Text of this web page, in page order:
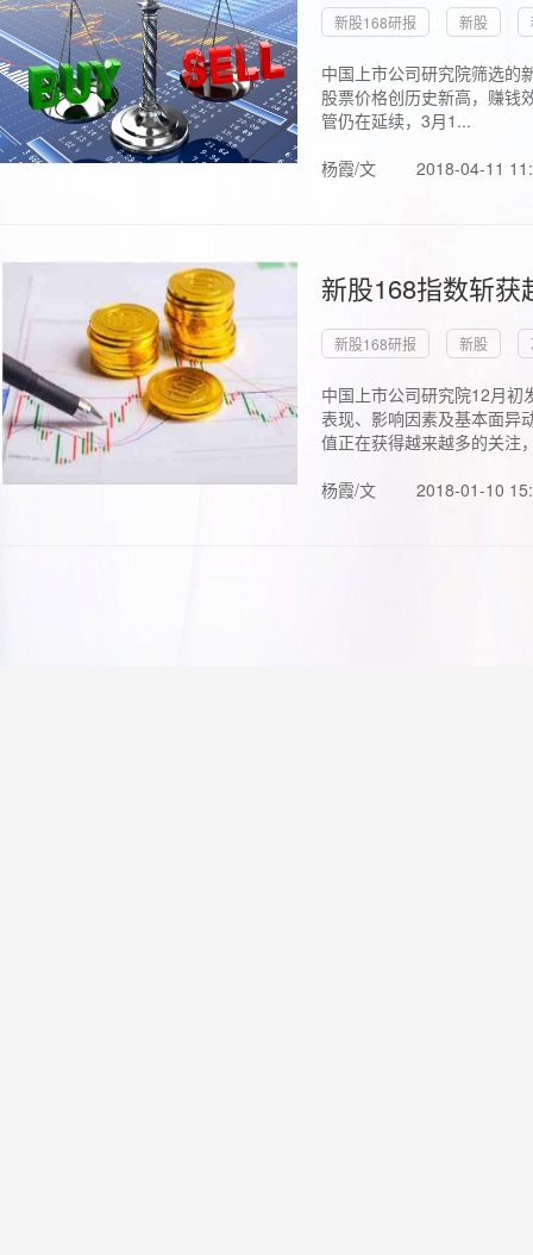
新股168研报 新股
中国上市公司研究院筛选的
股票价格创历史新高，赚钱
管仍在延续，3月1...
杨霞/文
2018-04-11
新股168指数斩
新股168研报 新股
中国上市公司研究院12月初
表现、影响因素及基本面异
值正在获得越来越多的关注
杨霞/文
2018-01-10